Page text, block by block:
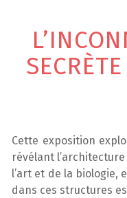
Cette exposition
révélant
l’art et de la biologie,
dans ces structures